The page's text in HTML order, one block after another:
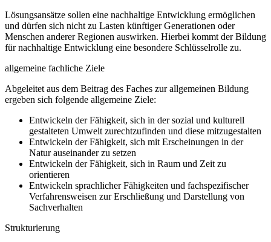
Lösungsansätze sollen eine nachhaltige Entwicklung ermöglichen
und dürfen sich nicht zu Lasten künftiger Generationen oder
Menschen anderer Regionen auswirken. Hierbei kommt der Bildung
für nachhaltige Entwicklung eine besondere Schlüsselrolle zu.
allgemeine fachliche Ziele
Abgeleitet aus dem Beitrag des Faches zur allgemeinen Bildung
ergeben sich folgende allgemeine Ziele:
Entwickeln der Fähigkeit, sich in der sozial und kulturell
gestalteten Umwelt zurechtzufinden und diese mitzugestalten
Entwickeln der Fähigkeit, sich mit Erscheinungen in der
Natur auseinander zu setzen
Entwickeln der Fähigkeit, sich in Raum und Zeit zu
orientieren
Entwickeln sprachlicher Fähigkeiten und fachspezifischer
Verfahrensweisen zur Erschließung und Darstellung von
Sachverhalten
Strukturierung